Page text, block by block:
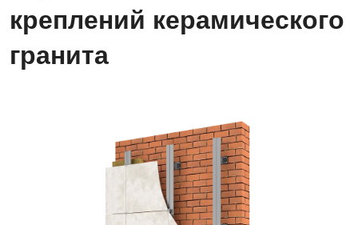
креплений керамического
гранита
керамического